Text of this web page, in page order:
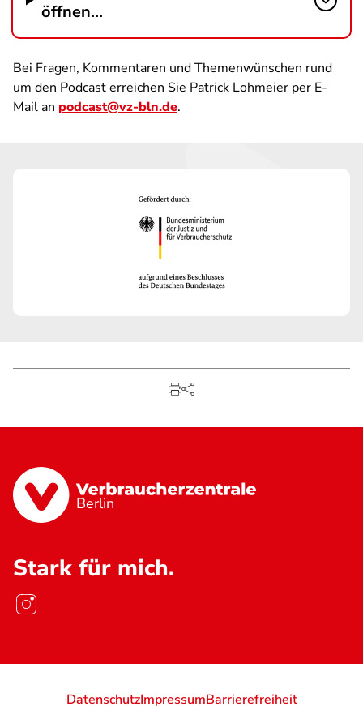
öffnen...
Bei Fragen, Kommentaren und Themenwünschen rund
um den Podcast erreichen Sie Patrick Lohmeier per E-
Mail an podcast@vz-bln.de.
Berlin
Stark für mich.
DatenschutzImpressumBarrierefreiheit